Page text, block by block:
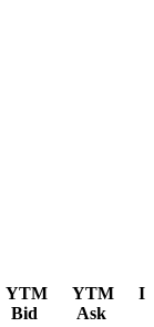
YTM
Bid
YTM
Ask